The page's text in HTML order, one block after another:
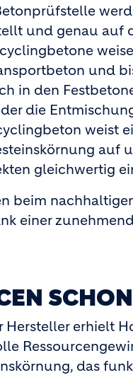
und genau auf
und
in den
die
weist
auf
gleichwertig
beim
einer
Hersteller erhielt
das